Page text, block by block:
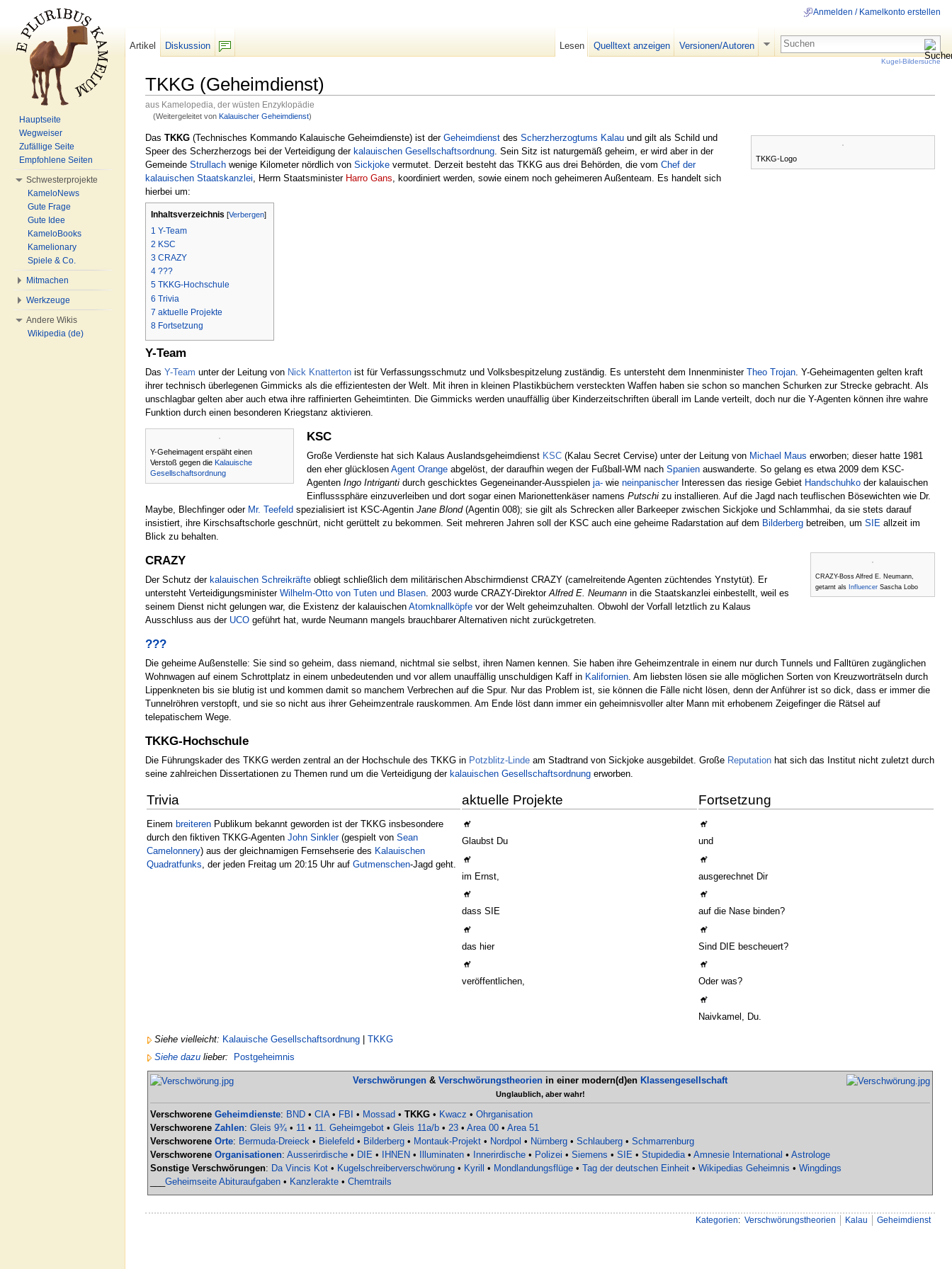
TKKG (Geheimdienst)
aus Kamelopedia, der wüsten Enzyklopädie
(Weitergeleitet von Kalauischer Geheimdienst)
TKKG-Logo
Das TKKG (Technisches Kommando Kalauische Geheimdienste) ist der Geheimdienst des Scherzherzogtums Kalau und gilt als Schild und
Speer des Scherzherzogs bei der Verteidigung der kalauischen Gesellschaftsordnung . Sein Sitz ist naturgemäß geheim, er wird aber in der
Gemeinde Strullach wenige Kilometer nördlich von Sickjoke vermutet. Derzeit besteht das TKKG aus drei Behörden, die vom Chef der
kalauischen Staatskanzlei , Herrn Staatsminister Harro Gans , koordiniert werden, sowie einem noch geheimeren Außenteam. Es handelt sich
hierbei um:
Inhaltsverzeichnis [Verbergen]
1 Y-Team
2 KSC
3 CRAZY
4 ???
5 TKKG-Hochschule
6 Trivia
7 aktuelle Projekte
8 Fortsetzung
Y-Team
Das Y-Team unter der Leitung von Nick Knatterton ist für Verfassungsschmutz und Volksbespitzelung zuständig. Es untersteht dem Innenminister Theo Trojan. Y-Geheimagenten gelten kraft
ihrer technisch überlegenen Gimmicks als die effizientesten der Welt. Mit ihren in kleinen Plastikbüchern versteckten Waffen haben sie schon so manchen Schurken zur Strecke gebracht. Als
unschlagbar gelten aber auch etwa ihre raffinierten Geheimtinten. Die Gimmicks werden unauffällig über Kinderzeitschriften überall im Lande verteilt, doch nur die Y-Agenten können ihre wahre
Funktion durch einen besonderen Kriegstanz aktivieren.
Y-Geheimagent erspäht einen
Verstoß gegen die Kalauische
Gesellschaftsordnung
KSC
Große Verdienste hat sich Kalaus Auslandsgeheimdienst KSC(Kalau Secret Cervise) unter der Leitung von Michael Maus erworben; dieser hatte 1981
den eher glücklosen Agent Orangeabgelöst, der daraufhin wegen der Fußball-WM nach Spanienauswanderte. So gelang es etwa 2009 dem KSC-
Agenten Ingo Intrigantidurch geschicktes Gegeneinander-Ausspielen ja-wie neinpanischerInteressen das riesige Gebiet Handschuhkoder kalauischen
Einflusssphäre einzuverleiben und dort sogar einen Marionettenkäser namens Putschizu installieren. Auf die Jagd nach teuflischen Bösewichten wie Dr.
Maybe, Blechfinger oder Mr. Teefeld spezialisiert ist KSC-Agentin Jane Blond(Agentin 008); sie gilt als Schrecken aller Barkeeper zwischen Sickjoke und Schlammhai, da sie stets darauf
insistiert, ihre Kirschsaftschorle geschnürt, nicht gerüttelt zu bekommen. Seit mehreren Jahren soll der KSC auch eine geheime Radarstation auf dem Bilderberg betreiben, um SIE allzeit im
Blick zu behalten.
CRAZY-Boss Alfred E. Neumann,
getarnt als Influencer Sascha Lobo
CRAZY
Der Schutz der kalauischen Schreikräfte obliegt schließlich dem militärischen Abschirmdienst CRAZY (camelreitende Agenten züchtendes Ynstytüt). Er
untersteht Verteidigungsminister Wilhelm-Otto von Tuten und Blasen . 2003 wurde CRAZY-Direktor Alfred E. Neumann in die Staatskanzlei einbestellt, weil es
seinem Dienst nicht gelungen war, die Existenz der kalauischen Atomknallköpfe vor der Welt geheimzuhalten. Obwohl der Vorfall letztlich zu Kalaus
Ausschluss aus der UCO geführt hat, wurde Neumann mangels brauchbarer Alternativen nicht zurückgetreten.
???
Die geheime Außenstelle: Sie sind so geheim, dass niemand, nichtmal sie selbst, ihren Namen kennen. Sie haben ihre Geheimzentrale in einem nur durch Tunnels und Falltüren zugänglichen
Wohnwagen auf einem Schrottplatz in einem unbedeutenden und vor allem unauffällig unschuldigen Kaff in Kalifornien . Am liebsten lösen sie alle möglichen Sorten von Kreuzworträtseln durch
Lippenkneten bis sie blutig ist und kommen damit so manchem Verbrechen auf die Spur. Nur das Problem ist, sie können die Fälle nicht lösen, denn der Anführer ist so dick, dass er immer die
Tunnelröhren verstopft, und sie so nicht aus ihrer Geheimzentrale rauskommen. Am Ende löst dann immer ein geheimnisvoller alter Mann mit erhobenem Zeigefinger die Rätsel auf
telepatischem Wege.
TKKG-Hochschule
Die Führungskader des TKKG werden zentral an der Hochschule des TKKG in Potzblitz-Linde am Stadtrand von Sickjoke ausgebildet. Große Reputation hat sich das Institut nicht zuletzt durch
seine zahlreichen Dissertationen zu Themen rund um die Verteidigung der kalauischen Gesellschaftsordnung erworben.
Trivia
Einem breiteren Publikum bekannt geworden ist der TKKG insbesondere
durch den fiktiven TKKG-Agenten John Sinkler(gespielt von Sean
Camelonnery) aus der gleichnamigen Fernsehserie des Kalauischen
Quadratfunks, der jeden Freitag um 20:15 Uhr auf Gutmenschen-Jagd geht.
aktuelle Projekte
Glaubst Du
im Ernst,
dass SIE
das hier
veröffentlichen,
Fortsetzung
und
ausgerechnet Dir
auf die Nase binden?
Sind DIE bescheuert?
Oder was?
Naivkamel, Du.
Siehe vielleicht: Kalauische Gesellschaftsordnung
TKKG
Siehe dazu lieber: Postgeheimnis
Verschwörungen & Verschwörungstheorien in einer modern(d)en Klassengesellschaft
Unglaublich, aber wahr!
Verschworene Geheimdienste: BND • CIA • FBI • Mossad • TKKG • Kwacz • Ohrganisation
Verschworene Zahlen: Gleis 9¾ • 11 • 11. Geheimgebot • Gleis 11a/b • 23 • Area 00 • Area 51
Verschworene Orte: Bermuda-Dreieck • Bielefeld • Bilderberg • Montauk-Projekt • Nordpol • Nürnberg • Schlauberg • Schmarrenburg
Verschworene Organisationen: Ausserirdische • DIE • IHNEN • Illuminaten • Innerirdische • Polizei • Siemens • SIE • Stupidedia • Amnesie International • Astrologe
Sonstige Verschwörungen: Da Vincis Kot • Kugelschreiberverschwörung • Kyrill • Mondlandungsflüge • Tag der deutschen Einheit • Wikipedias Geheimnis • Wingdings
Geheimseite Abituraufgaben • Kanzlerakte • Chemtrails
Kategorien: Verschwörungstheorien Kalau Geheimdienst
Anmelden / Kamelkonto erstellen
Artikel
Diskussion
Lesen Quelltext anzeigen Versionen/Autoren
Kugel-Bildersuche
Hauptseite
Wegweiser
Zufällige Seite
Empfohlene Seiten
Schwesterprojekte
KameloNews
Gute Frage
Gute Idee
KameloBooks
Kamelionary
Spiele & Co.
Mitmachen
Werkzeuge
Andere Wikis
Wikipedia (de)